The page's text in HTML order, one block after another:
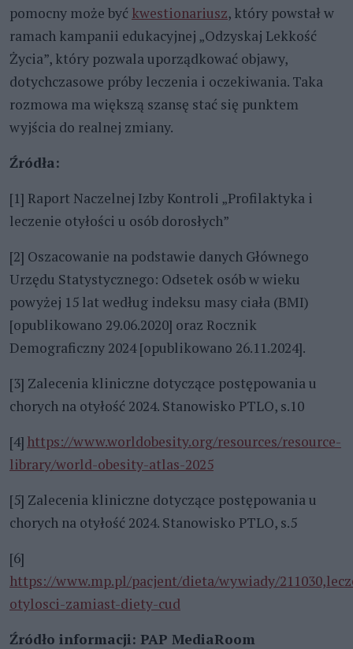
pomocny może być kwestionariusz, który powstał w
ramach kampanii edukacyjnej „Odzyskaj Lekkość
Życia”, który pozwala uporządkować objawy,
dotychczasowe próby leczenia i oczekiwania. Taka
rozmowa ma większą szansę stać się punktem
wyjścia do realnej zmiany.
Źródła:
[1] Raport Naczelnej Izby Kontroli „Profilaktyka i
leczenie otyłości u osób dorosłych”
[2] Oszacowanie na podstawie danych Głównego
Urzędu Statystycznego: Odsetek osób w wieku
powyżej 15 lat według indeksu masy ciała (BMI)
[opublikowano 29.06.2020] oraz Rocznik
Demograficzny 2024 [opublikowano 26.11.2024].
[3] Zalecenia kliniczne dotyczące postępowania u
chorych na otyłość 2024. Stanowisko PTLO, s.10
[4] https://www.worldobesity.org/resources/resource-
library/world-obesity-atlas-2025
[5] Zalecenia kliniczne dotyczące postępowania u
chorych na otyłość 2024. Stanowisko PTLO, s.5
[6]
https://www.mp.pl/pacjent/dieta/wywiady/
otylosci-zamiast-diety-cud
Źródło informacji: PAP MediaRoom